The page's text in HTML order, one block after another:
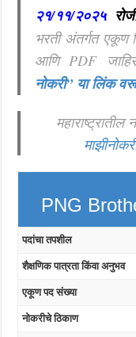
२१/११/२०२५
भरती अंतर्गत एकूण
आणि PDF
नोकरी” या लिंक
महाराष्ट्रातील
PNG
पदांचा तपशील
शैक्षणिक पात्रता किंवा अनुभव
एकूण पद संख्या
नोकरीचे ठिकाण